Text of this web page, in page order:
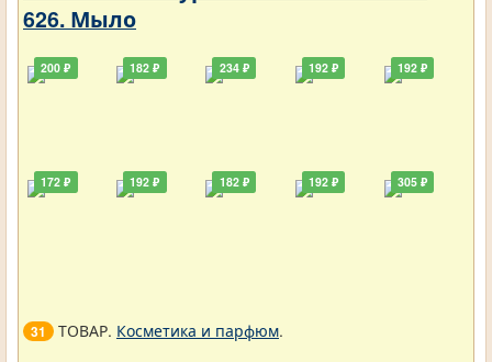
626. Мыло
200 ₽
172 ₽
182 ₽
192 ₽
234 ₽
182 ₽
192 ₽
192 ₽
192 ₽
305 ₽
31 ТОВАР. Косметика и парфюм.